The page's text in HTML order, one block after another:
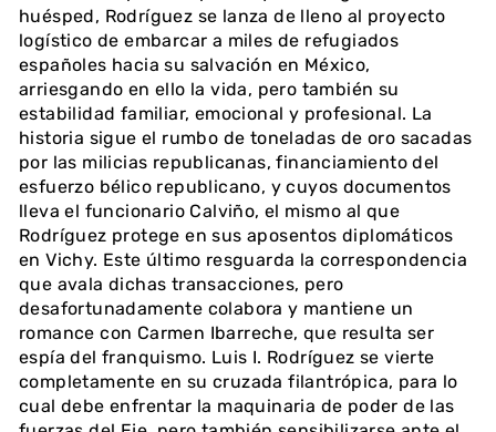
huésped, Rodríguez se lanza de lleno al proyecto
logístico de embarcar a miles de refugiados
españoles hacia su salvación en México,
arriesgando en ello la vida, pero también su
estabilidad familiar, emocional y profesional. La
historia sigue el rumbo de toneladas de oro sacadas
por las milicias republicanas, financiamiento del
esfuerzo bélico republicano, y cuyos documentos
lleva el funcionario Calviño, el mismo al que
Rodríguez protege en sus aposentos diplomáticos
en Vichy. Este último resguarda la correspondencia
que avala dichas transacciones, pero
desafortunadamente colabora y mantiene un
romance con Carmen Ibarreche, que resulta ser
espía del franquismo. Luis I. Rodríguez se vierte
completamente en su cruzada filantrópica, para lo
cual debe enfrentar la maquinaria de poder de las